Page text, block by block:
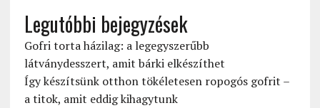
Legutóbbi bejegyzések
Gofri torta házilag: a legegyszerűbb
látványdesszert, amit bárki elkészíthet
Így készítsünk otthon tökéletesen ropogós gofrit –
a titok, amit eddig kihagytunk